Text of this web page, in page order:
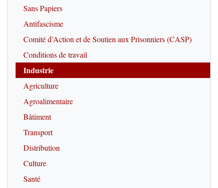
Sans Papiers
Antifascisme
Comité d’Action et de Soutien aux Prisonniers (CASP)
Conditions de travail
Industrie
Agriculture
Agroalimentaire
Bâtiment
Transport
Distribution
Culture
Santé